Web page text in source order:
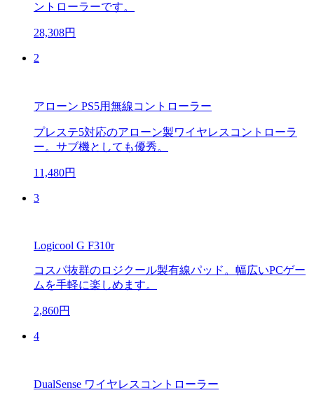
ントローラーです。
28,308円
2
アローン PS5用無線コントローラー
プレステ5対応のアローン製ワイヤレスコントローラ
ー。サブ機としても優秀。
11,480円
3
Logicool G F310r
コスパ抜群のロジクール製有線パッド。幅広いPCゲー
ムを手軽に楽しめます。
2,860円
4
DualSense ワイヤレスコントローラー